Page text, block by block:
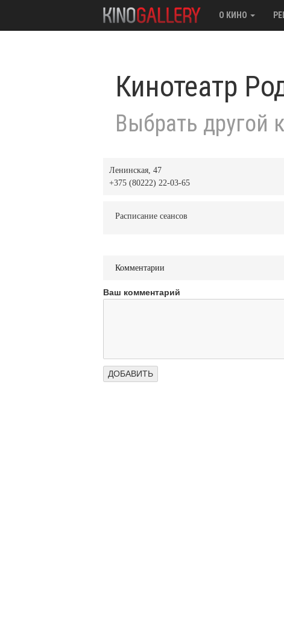
О КИНО
Кинотеатр
Выбрать другой
Ленинская, 47
+375 (80222) 22-03-65
Расписание сеансов
Комментарии
Ваш комментарий